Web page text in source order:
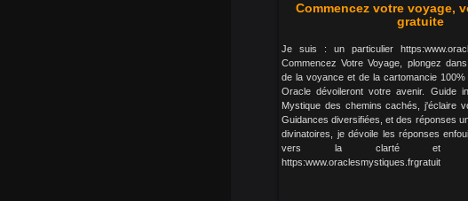
Commencez votre voyage,
gratuite
Je suis : un particulier
Commencez Votre Voyage, plongez
de la voyance et de la cartomancie 100%
Oracle dévoileront votre avenir. Guide
Mystique des chemins cachés, j'éclaire
Guidances diversifiées, et des réponses
divinatoires, je dévoile les réponses
vers la clarté et la
https:www.oraclesmystiques.frgratuit